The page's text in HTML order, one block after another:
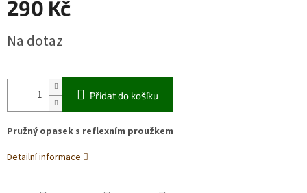
290 Kč
cena:
Na dotaz
Přidat do košíku
Pružný opasek s reflexním proužkem
Detailní informace